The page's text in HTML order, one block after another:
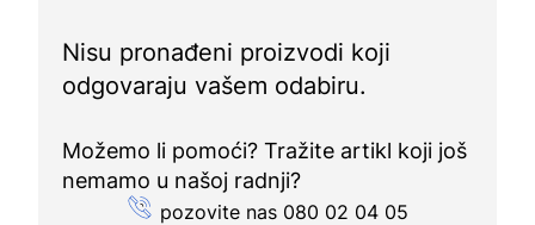
Nisu pronađeni proizvodi koji
odgovaraju vašem odabiru.
Možemo li pomoći? Tražite artikl koji još
nemamo u našoj radnji?
pozovite nas 080 02 04 05